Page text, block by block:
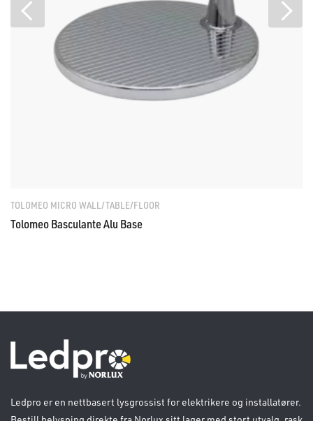
TOLOMEO MICRO WALL/TABLE/FLOOR
Tolomeo Basculante Alu Base
Ledpro er en nettbasert lysgrossist for elektrikere og installatører.